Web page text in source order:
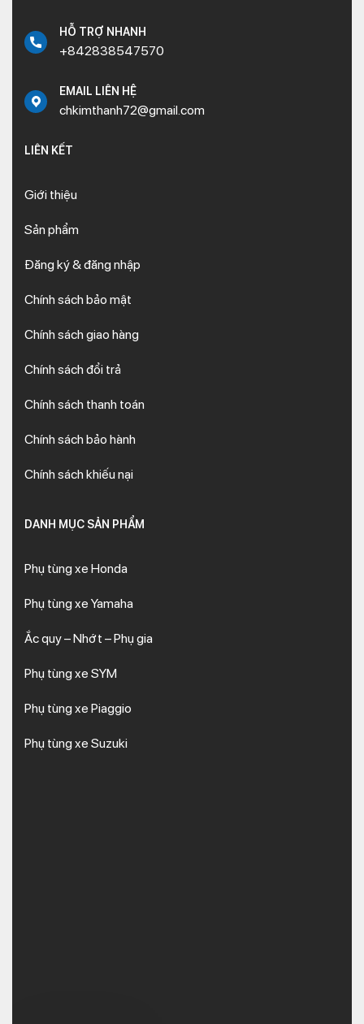
HỖ TRỢ NHANH
+842838547570
EMAIL LIÊN HỆ
chkimthanh72@gmail.com
LIÊN KẾT
Giới thiệu
Sản phẩm
Đăng ký & đăng nhập
Chính sách bảo mật
Chính sách giao hàng
Chính sách đổi trả
Chính sách thanh toán
Chính sách bảo hành
Chính sách khiếu nại
DANH MỤC SẢN PHẨM
Phụ tùng xe Honda
Phụ tùng xe Yamaha
Ắc quy – Nhớt – Phụ gia
Phụ tùng xe SYM
Phụ tùng xe Piaggio
Phụ tùng xe Suzuki